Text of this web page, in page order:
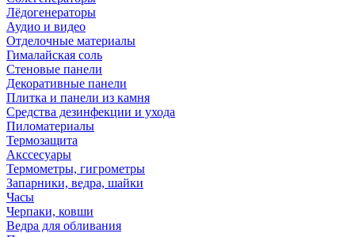
Лёдогенераторы
Аудио и видео
Отделочные материалы
Гималайская соль
Стеновые панели
Декоративные панели
Плитка и панели из камня
Средства дезинфекции и ухода
Пиломатериалы
Термозащита
Аксcесуары
Термометры, гигрометры
Запарники, ведра, шайки
Часы
Черпаки, ковши
Ведра для обливания